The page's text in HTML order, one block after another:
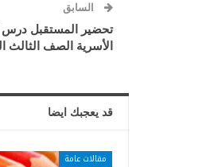
السابق
تحضير المستقبل درس
الأسرية الصف الثالث
قد يعجبك ايضا
مقالات عامة